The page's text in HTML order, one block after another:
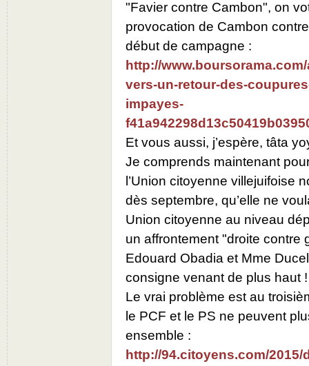
"Favier contre Cambon", on
provocation de Cambon
début de campagne :
http://
vers-un-retour-des-
impayes-
Et vous aussi, j’espère, tâta
Je comprends maintenant
l’Union citoyenne villejuifoise
dès septembre, qu’elle ne
Union citoyenne au niveau
un affrontement "droite contre
Edouard Obadia et Mme
consigne venant de plus haut
Le vrai problème est au
le PCF et le PS ne peuvent
ensemble :
http://94.citoyens.com/2015/